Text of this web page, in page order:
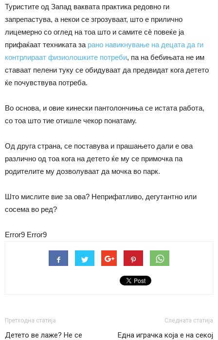
Туристите од Запад ваквата практика редовно ги
запрепастува, а некои се згрозуваат, што е прилично
лицемерно со оглед на тоа што и самите сѐ повеќе ја
прифаќаат техниката за рано навикнување на децата да ги
контрлираат физиолошките потреби, па на бебињата не им
ставаат пелени туку се обидуваат да предвидат кога детето
ќе почувствува потреба.
Во основа, и овие кинески пантолончиња се истата работа,
со тоа што тие отишле чекор понатаму.
Од друга страна, се поставува и прашањето дали е ова
различно од тоа кога на детето ќе му се примочка па
родителите му дозволуваат да мочка во парк.
Што мислите вие за ова? Неприфатливо, дегутантно или
сосема во ред?
Error9 Error9
Претходна статија
Детето ве лаже? Не се
Следната статија
Една играчка која е на секој